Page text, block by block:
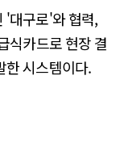
'대구로'와 협력,
식카드로 현장 결
한 시스템이다.